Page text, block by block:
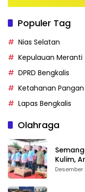
Populer Tag
Nias Selatan
Kepulauan Meranti
DPRD Bengkalis
Ketahanan Pangan
Lapas Bengkalis
Olahraga
Kulim,
Desember